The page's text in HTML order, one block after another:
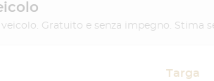
Gratuito e senza impegno. Stima
Targa